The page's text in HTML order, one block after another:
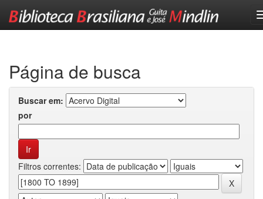
Página de busca
Buscar em:
por
Filtros correntes: